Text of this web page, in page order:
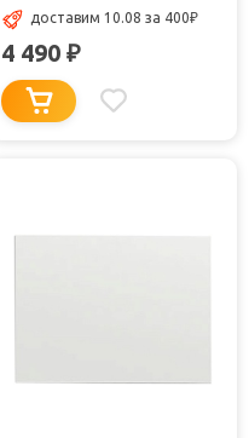
доставим 10.08 за 400₽
4 490 ₽